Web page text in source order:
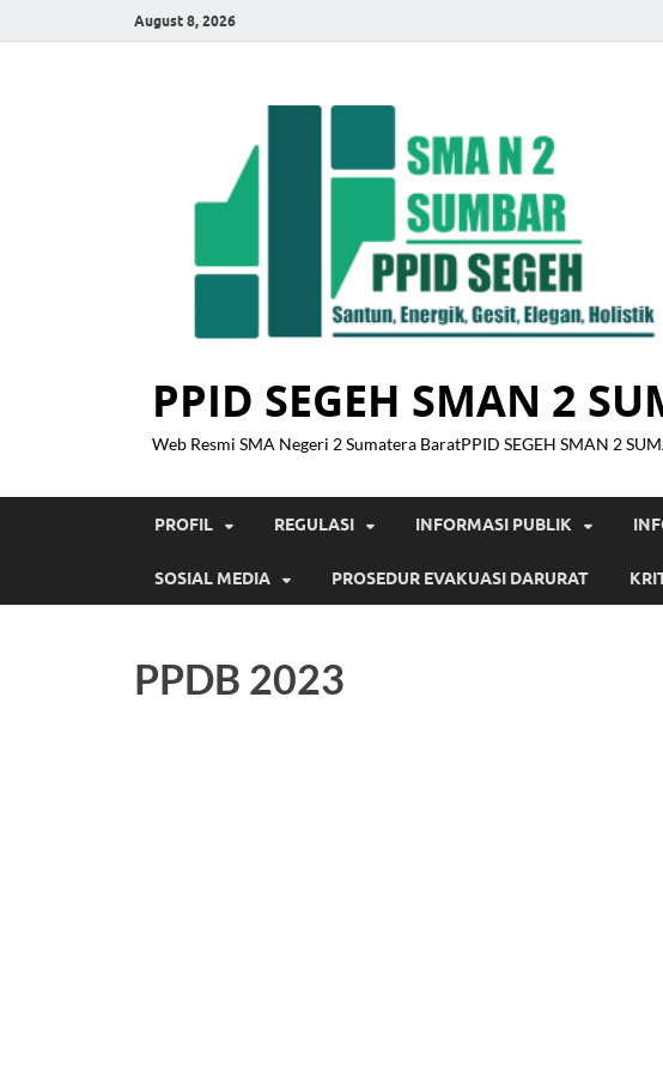
August 8, 2026
PPID SEGEH SMAN 2
Web Resmi SMA Negeri 2 Sumatera BaratPPID SEGEH SMAN 2
PROFIL REGULASI INFORMASI PUBLIK
SOSIAL MEDIA PROSEDUR EVAKUASI DARURAT
PPDB 2023